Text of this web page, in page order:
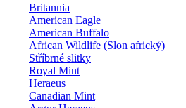
Britannia
American Eagle
American Buffalo
African Wildlife (Slon africký)
Stříbrné slitky
Royal Mint
Heraeus
Canadian Mint